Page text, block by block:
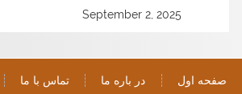
September 2, 2025
صفحه اول در باره ما تماس با ما